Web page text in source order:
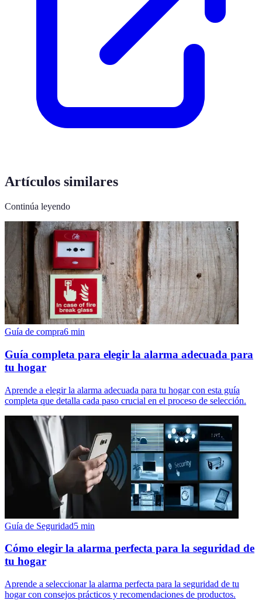
Artículos similares
Continúa leyendo
Guía de compra6 min
Guía completa para elegir la alarma adecuada para
tu hogar
Aprende a elegir la alarma adecuada para tu hogar con esta guía
completa que detalla cada paso crucial en el proceso de selección.
Guía de Seguridad5 min
Cómo elegir la alarma perfecta para la seguridad de
tu hogar
Aprende a seleccionar la alarma perfecta para la seguridad de tu
hogar con consejos prácticos y recomendaciones de productos.